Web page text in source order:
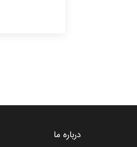
درباره ما